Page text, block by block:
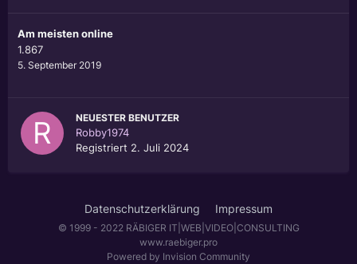
Am meisten online
1.867
5. September 2019
NEUESTER BENUTZER
Robby1974
Registriert 2. Juli 2024
Datenschutzerklärung Impressum
© 1999 - 2022 RÄBIGER IT|WEB|VIDEO|CONSULTING
www.raebiger.pro
Powered by Invision Community